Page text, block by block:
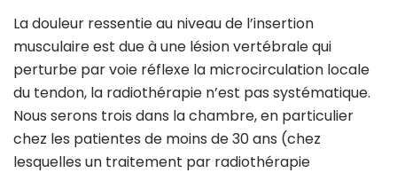
La douleur ressentie au niveau de l’insertion
musculaire est due à une lésion vertébrale qui
perturbe par voie réflexe la microcirculation locale
du tendon, la radiothérapie n’est pas systématique.
Nous serons trois dans la chambre, en particulier
chez les patientes de moins de 30 ans (chez
lesquelles un traitement par radiothérapie